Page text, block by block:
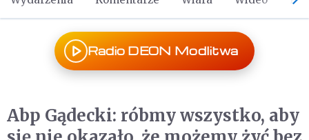
Radio DEON Modlitwa
Abp Gądecki: róbmy wszystko, aby